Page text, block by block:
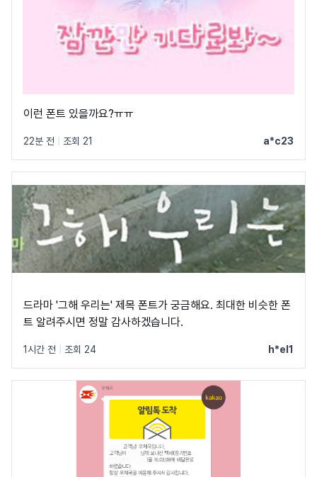
이런 폰트 있을까요?ㅠㅠ
22분 전 조회 21 a*c23
드라마 '그해 우리는' 제목 폰트가 궁금해요. 최대한 비슷한 폰
트 알려주시면 정말 감사하겠습니다.
1시간 전 조회 24 h*el1